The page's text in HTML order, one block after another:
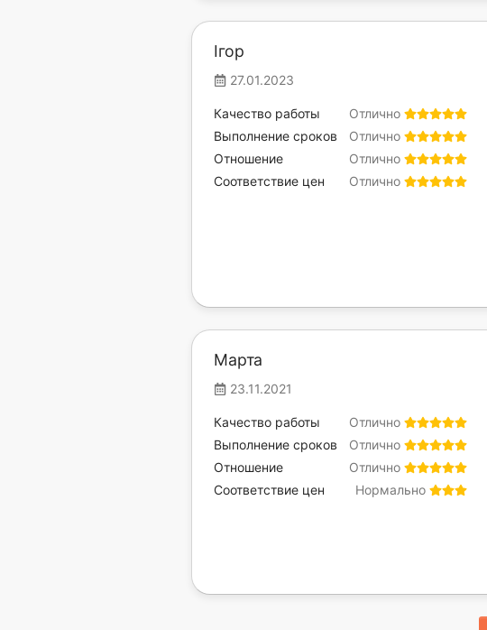
Ігор
27.01.2023
Отлично
Качество работы
Отлично
Выполнение сроков
Отлично
Отношение
Отлично
Соответствие цен
Марта
23.11.2021
Отлично
Качество работы
Отлично
Выполнение сроков
Отлично
Отношение
Нормально
Соответствие цен